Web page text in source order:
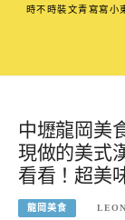
時不時裝文青寫寫小
中壢龍岡美
現做的美式
看看！超美
龍岡美食